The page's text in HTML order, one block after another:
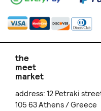
the
meet
market
address: 12 Petraki
105 63 Athens / Greece